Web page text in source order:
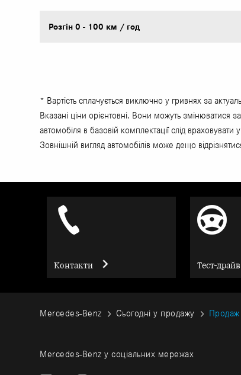
Розгін 0 - 100 км / год
* Вартість сплачується виключно у гривнях за
Вказані ціни орієнтовні. Вони можуть
автомобіля в базовій комплектації слід
Зовнішній вигляд автомобілів може дещо
Контакти Тест-драйв
Mercedes-Benz Сьогодні у продажу
Mercedes-Benz у соціальних мережах